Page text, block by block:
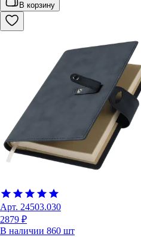
В корзину
Арт. 24503.030
2879 ₽
В наличии 860 шт